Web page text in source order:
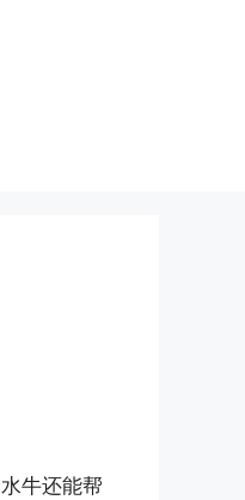
牛还能帮